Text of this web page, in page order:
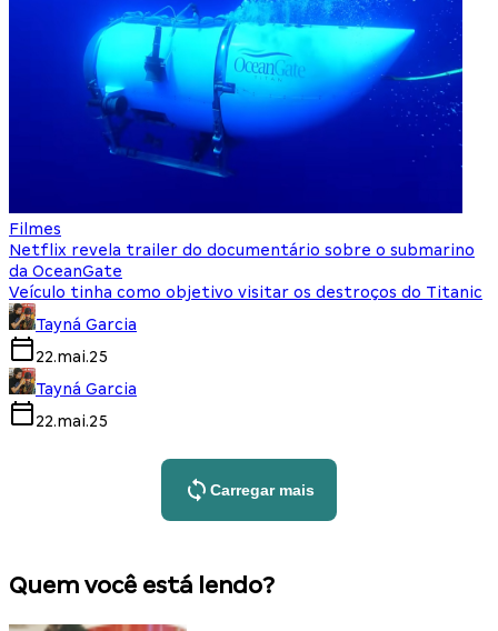
Filmes
Netflix revela trailer do documentário sobre o submarino
da OceanGate
Veículo tinha como objetivo visitar os destroços do Titanic
Tayná Garcia
22.mai.25
Tayná Garcia
22.mai.25
Carregar mais
Quem você está lendo?